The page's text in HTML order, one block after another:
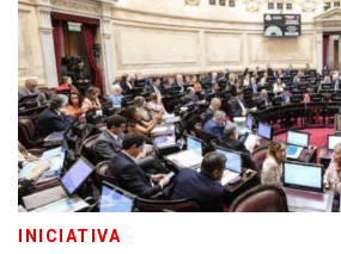
INICIATIVA